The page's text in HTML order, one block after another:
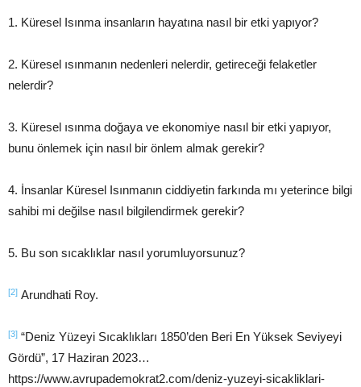
1. Küresel Isınma insanların hayatına nasıl bir etki yapıyor?
2. Küresel ısınmanın nedenleri nelerdir, getireceği felaketler
nelerdir?
3. Küresel ısınma doğaya ve ekonomiye nasıl bir etki yapıyor,
bunu önlemek için nasıl bir önlem almak gerekir?
4. İnsanlar Küresel Isınmanın ciddiyetin farkında mı yeterince bilgi
sahibi mi değilse nasıl bilgilendirmek gerekir?
5. Bu son sıcaklıklar nasıl yorumluyorsunuz?
[2] Arundhati Roy.
[3] “Deniz Yüzeyi Sıcaklıkları 1850’den Beri En Yüksek Seviyeyi
Gördü”, 17 Haziran 2023…
https://www.avrupademokrat2.com/deniz-yuzeyi-sicakliklari-